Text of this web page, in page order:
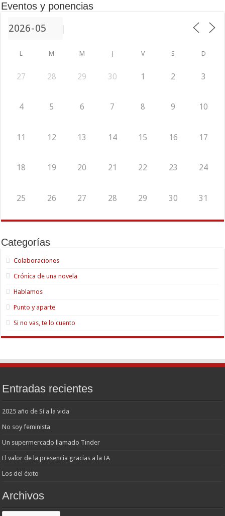
Eventos y ponencias
L M M J V S D
27 28 29 30 1 2 3
4 5 6 7 8 9 10
11 12 13 14 15 16 17
18 19 20 21 22 23 24
25 26 27 28 29 30 31
Categorías
Colaboraciones
Crónica de una novela
Hablamos
Punto y aparte
Si no vas, te lo cuento
Entradas recientes
2025 año de Sí a la vida
No soy feminista
Un supermercado llamado Tinder
El valor de la presencia gracias a la IA
Los del éxito
Archivos
Archivos